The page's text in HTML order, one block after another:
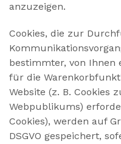
anzuzeigen.
Cookies, die zur
bestimmter, von Ihnen
für die
Website (z. B. Cookies
Webpublikums)
Cookies), werden auf
DSGVO gespeichert,